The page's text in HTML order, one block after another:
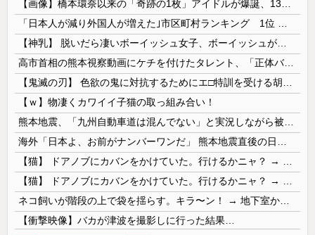
高市首相の熊本視察動画にケチを付けたタレント、「正体バレバレよな」と黒電話の呼び方であっさりと……
【ｗ】物凄くカワイイ子猫の取っ組み合い！
【衝撃映像】バカが津波を撮影しに行った結果…